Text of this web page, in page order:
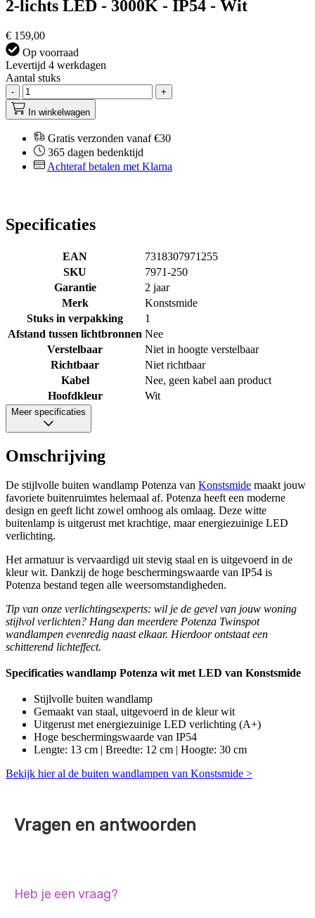
2-lichts LED - 3000K - IP54 - Wit
€ 159,00
Op voorraad
Levertijd 4 werkdagen
Aantal stuks
-
+
In winkelwagen
Gratis verzonden vanaf €30
365 dagen bedenktijd
Achteraf betalen met Klarna
Specificaties
EAN
7318307971255
SKU
7971-250
Garantie
2 jaar
Merk
Konstsmide
Stuks in verpakking
1
Afstand tussen lichtbronnen Nee
Verstelbaar
Niet in hoogte verstelbaar
Richtbaar
Niet richtbaar
Kabel
Nee, geen kabel aan product
Hoofdkleur
Wit
Meer specificaties
Omschrijving
De stijlvolle buiten wandlamp Potenza van Konstsmide maakt jouw
favoriete buitenruimtes helemaal af. Potenza heeft een moderne
design en geeft licht zowel omhoog als omlaag. Deze witte
buitenlamp is uitgerust met krachtige, maar energiezuinige LED
verlichting.
Het armatuur is vervaardigd uit stevig staal en is uitgevoerd in de
kleur wit. Dankzij de hoge beschermingswaarde van IP54 is
Potenza bestand tegen alle weersomstandigheden.
Tip van onze verlichtingsexperts: wil je de gevel van jouw woning
stijlvol verlichten? Hang dan meerdere Potenza Twinspot
wandlampen evenredig naast elkaar. Hierdoor ontstaat een
schitterend lichteffect.
Specificaties wandlamp Potenza wit met LED van Konstsmide
Stijlvolle buiten wandlamp
Gemaakt van staal, uitgevoerd in de kleur wit
Uitgerust met energiezuinige LED verlichting (A+)
Hoge beschermingswaarde van IP54
Lengte: 13 cm | Breedte: 12 cm | Hoogte: 30 cm
Bekijk hier al de buiten wandlampen van Konstsmide >
Vragen en antwoorden
Heb je een vraag?